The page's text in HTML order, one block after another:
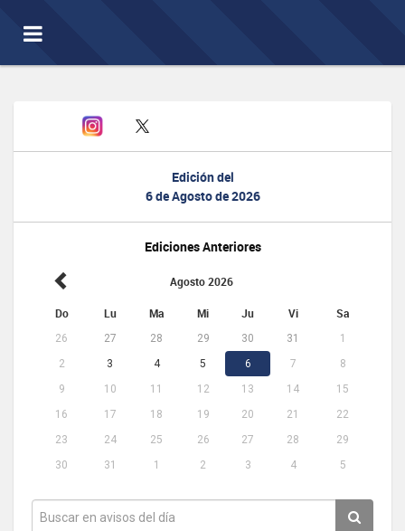
Toggle
navigation
Edición del
6 de Agosto de 2026
Ediciones Anteriores
Agosto 2026
Do Lu Ma Mi Ju Vi Sa
26 27 28 29 30 31
1
2
3 4 5 6 7
8
9
10 11 12 13 14
15
16
17 18 19 20 21
22
23
24 25 26 27 28
29
30
31 1 2 3 4 5